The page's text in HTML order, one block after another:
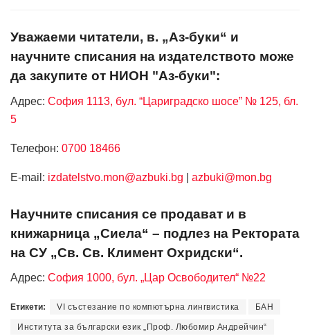
Уважаеми читатели, в. „Аз-буки“ и
научните списания на издателството може
да закупите от НИОН "Аз-буки":
Адрес: София 1113, бул. “Цариградско шосе” № 125, бл.
5
Телефон: 0700 18466
Е-mail: izdatelstvo.mon@azbuki.bg azbuki@mon.bg
Научните списания се продават и в
книжарница „Сиела“ – подлез на Ректората
на СУ „Св. Св. Климент Охридски“.
Адрес: София 1000, бул. „Цар Освободител“ №22
Етикети: VI състезание по компютърна лингвистика БАН
Института за български език „Проф. Любомир Андрейчин“